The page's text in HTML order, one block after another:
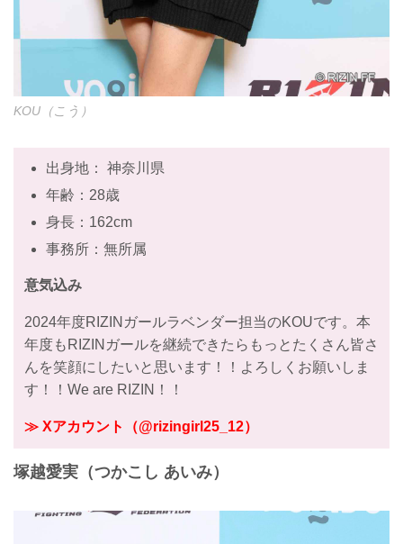
KOU（こう）
出身地： 神奈川県
年齢：28歳
身長：162cm
事務所：無所属
意気込み
2024年度RIZINガールラベンダー担当のKOUです。本
年度もRIZINガールを継続できたらもっとたくさん皆さ
んを笑顔にしたいと思います！！よろしくお願いしま
す！！We are RIZIN！！
≫ Xアカウント（@rizingirl25_12）
塚越愛実（つかこし あいみ）